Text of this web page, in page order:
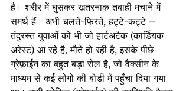
है। शरीर में घुसकर खतरनाक तबाही मचाने में
समर्थ हैं। अभी चलते-फिरते, हट्टे-कट्टे –
तंदुरस्त युवाओं को भी जो हार्टअटैक (कार्डियक
अरेस्ट) आ रहे है, मौते हो रही है, इसके पीछे
ग्रेफ़ाईन का बहुत बड़ा रोल है, जो वैक्सीन के
माध्यम से कई लोगों की बोडी में पहुँचा दिया गया